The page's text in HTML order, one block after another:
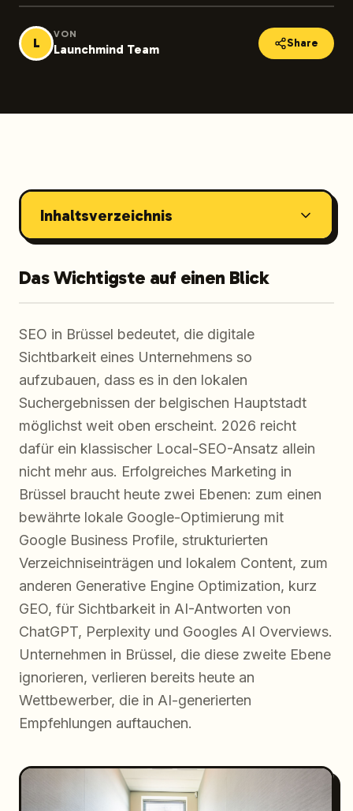
L
VON
Launchmind Team Share
Inhaltsverzeichnis
Das Wichtigste auf einen Blick
SEO in Brüssel bedeutet, die digitale
Sichtbarkeit eines Unternehmens so
aufzubauen, dass es in den lokalen
Suchergebnissen der belgischen Hauptstadt
möglichst weit oben erscheint. 2026 reicht
dafür ein klassischer Local-SEO-Ansatz allein
nicht mehr aus. Erfolgreiches Marketing in
Brüssel braucht heute zwei Ebenen: zum einen
bewährte lokale Google-Optimierung mit
Google Business Profile, strukturierten
Verzeichniseinträgen und lokalem Content, zum
anderen Generative Engine Optimization, kurz
GEO, für Sichtbarkeit in AI-Antworten von
ChatGPT, Perplexity und Googles AI Overviews.
Unternehmen in Brüssel, die diese zweite Ebene
ignorieren, verlieren bereits heute an
Wettbewerber, die in AI-generierten
Empfehlungen auftauchen.